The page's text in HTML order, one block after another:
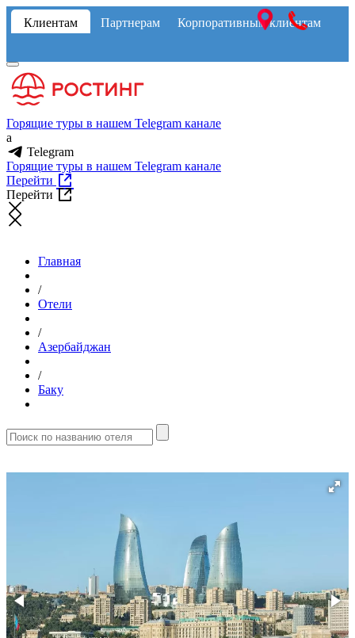
Клиентам Партнерам Корпоративным клиентам
Горящие туры в нашем Telegram канале
a
Telegram
Горящие туры в нашем Telegram канале
Перейти
Перейти
Главная
/
Отели
/
Азербайджан
/
Баку